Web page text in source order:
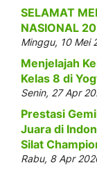
SELAMAT
NASIONAL
Minggu, 10 Mei
Menjelajah
Kelas 8 di
Senin, 27 Apr
Prestasi
Juara di
Silat
Rabu, 8 Apr